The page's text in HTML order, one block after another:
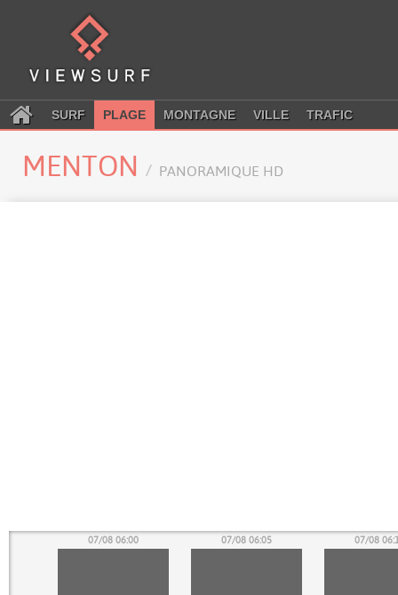
SURF PLAGE MONTAGNE VILLE TRAFIC
MENTON PANORAMIQUE HD
07/08 06:00 07/08 06:05 07/08